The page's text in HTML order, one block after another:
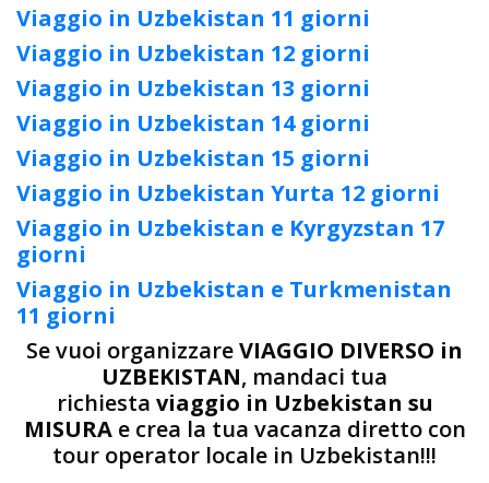
Viaggio in Uzbekistan 11 giorni
Viaggio in Uzbekistan 12 giorni
Viaggio in Uzbekistan 13 giorni
Viaggio in Uzbekistan 14 giorni
Viaggio in Uzbekistan 15 giorni
Viaggio in Uzbekistan Yurta 12 giorni
Viaggio in Uzbekistan e Kyrgyzstan 17
giorni
Viaggio in Uzbekistan e Turkmenistan
11 giorni
Se vuoi organizzareVIAGGIO DIVERSO in
UZBEKISTAN, mandaci tua
richiesta viaggio in Uzbekistan su
MISURA e crea la tua vacanza diretto con
tour operator locale in Uzbekistan!!!